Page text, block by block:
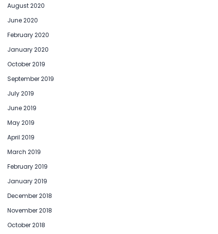
August 2020
June 2020
February 2020
January 2020
October 2019
September 2019
July 2019
June 2019
May 2019
April 2019
March 2019
February 2019
January 2019
December 2018
November 2018
October 2018